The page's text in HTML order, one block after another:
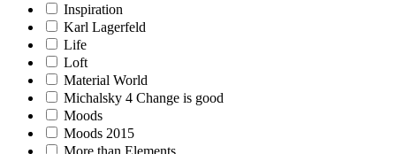
Inspiration
Karl Lagerfeld
Life
Loft
Material World
Michalsky 4 Change is good
Moods
Moods 2015
More than Elements